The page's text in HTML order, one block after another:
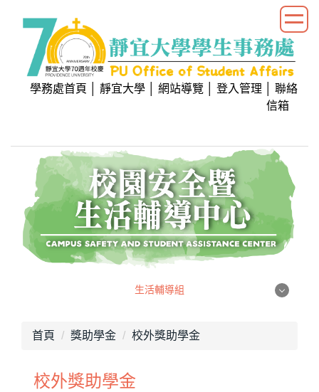
學務處首頁 靜宜大學 網站導覽 登入管理
聯絡
信箱
生活輔導組
畢業專區
首頁 獎助學金 校外獎助學金
校外獎助學金